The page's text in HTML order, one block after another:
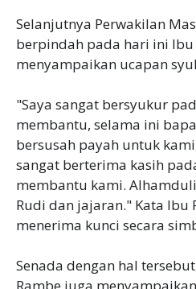
Selanjutnya Perwakilan
berpindah pada hari ini Ibu
menyampaikan ucapan
"Saya sangat bersyukur
membantu, selama ini
bersusah payah untuk
sangat berterima kasih
membantu kami.
Rudi dan jajaran." Kata Ibu
menerima kunci secara
Senada dengan hal